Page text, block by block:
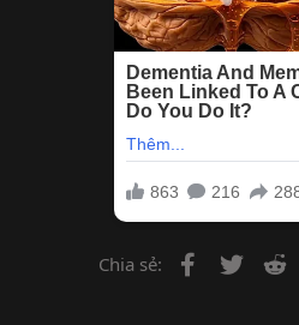
Chia sẻ: Facebook
Twitter